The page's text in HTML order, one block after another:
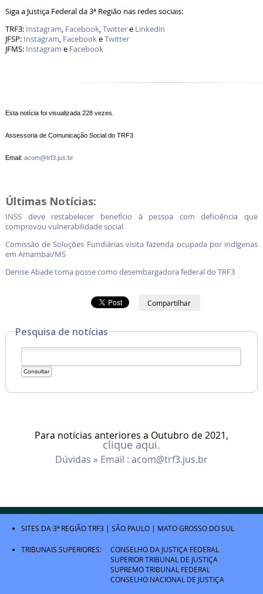
Siga a Justiça Federal da 3ª Região nas redes sociais:
TRF3: Instagram, Facebook,Twittere Linkedin
JFSP: Instagram, FacebookeTwitter
JFMS: Instagram e Facebook
Esta notícia foi visualizada 228 vezes.
Assessoria de Comunicação Social do TRF3
Email: acom@trf3.jus.br
Últimas Notícias:
INSS deve restabelecer benefício à pessoa com deficiência que
comprovou vulnerabilidade social
Comissão de Soluções Fundiárias visita fazenda ocupada por indígenas
em Amambai/MS
Denise Abade toma posse como desembargadora federal do TRF3
Compartilhar
Pesquisa de notícias
Para notícias anteriores a Outubro de 2021,
clique aqui.
Dúvidas » Email : acom@trf3.jus.br
SITES DA 3ª REGIÃOTRF3 | SÃO PAULO | MATO GROSSO DO SUL
TRIBUNAIS SUPERIORES:
CONSELHO DA JUSTIÇA FEDERAL
SUPERIOR TRIBUNAL DE JUSTIÇA
SUPREMO TRIBUNAL FEDERAL
CONSELHO NACIONAL DE JUSTIÇA